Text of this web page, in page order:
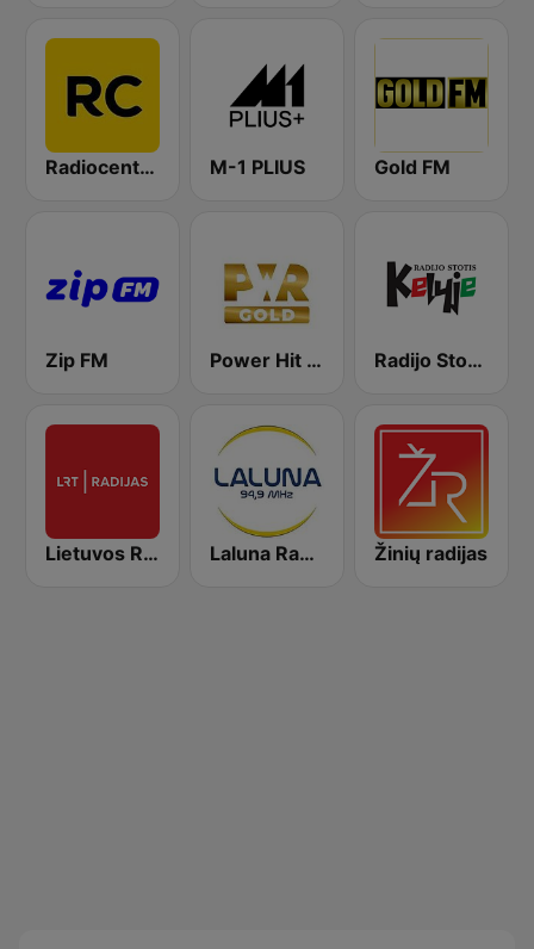
Radiocentras M-1 PLIUS Gold FM
Zip FM Power Hit Radio Gold Radijo Stotis Kelyje
Lietuvos Radijas 1 (LRT) Laluna Radijo 94.9 FM Žinių radijas